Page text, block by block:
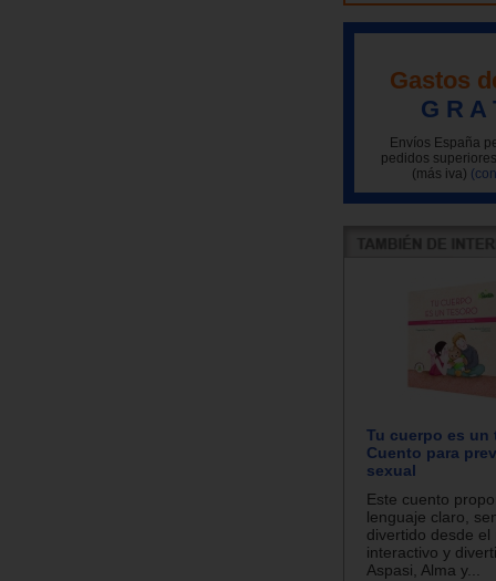
Gastos
G R A
Envíos España
pedidos
(más iva)
Tu cuerpo es un
Cuento para
sexual
Este cuento
lenguaje claro,
divertido desde el
interactivo y
Aspasi, Alma y...